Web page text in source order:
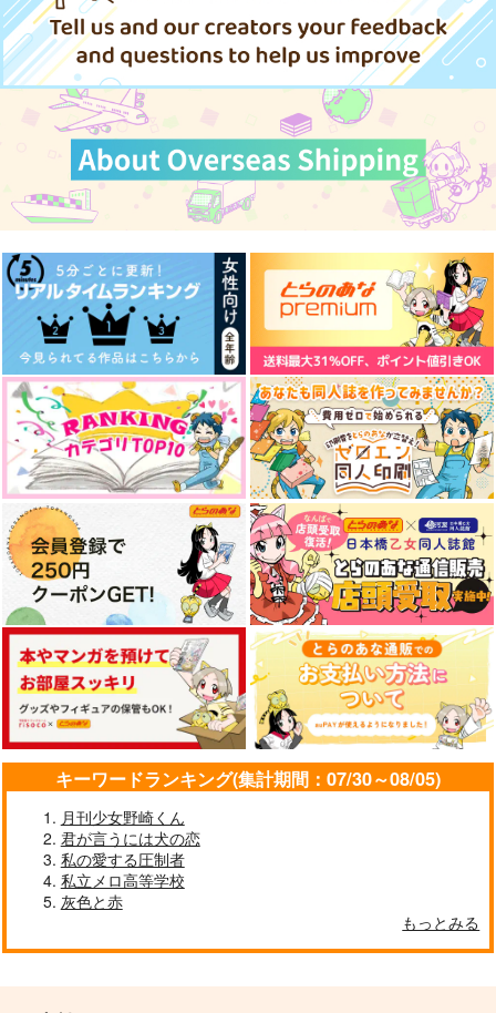
キーワードランキング(集計期間：07/30～08/05)
月刊少女野崎くん
君が言うには犬の恋
私の愛する圧制者
私立メロ高等学校
灰色と赤
もっとみる